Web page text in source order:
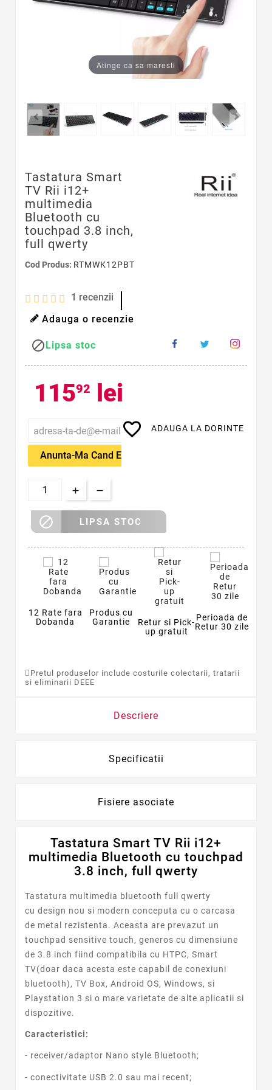
Atinge ca sa maresti
Tastatura Smart
TV Rii i12+
multimedia
Bluetooth cu
touchpad 3.8 inch,
full qwerty
Cod Produs: RTMWK12PBT
1 recenzii
Adauga o recenzie
Lipsa stoc
11592 lei
Anunta-Ma Cand Este Disponibil
favorite_border ADAUGA LA DORINTE
 LIPSA STOC
12 Rate fara
Dobanda
Produs cu
Garantie
Retur si Pick-
up gratuit
Perioada de
Retur 30 zile
Pretul produselor include costurile colectarii, tratarii
si eliminarii DEEE
Descriere
Specificatii
Fisiere asociate
Tastatura Smart TV Rii i12+
multimedia Bluetooth cu touchpad
3.8 inch, full qwerty
Tastatura multimedia bluetooth full qwerty
cu design nou si modern conceputa cu o carcasa
de metal rezistenta. Aceasta are prevazut un
touchpad sensitive touch, generos cu dimensiune
de 3.8 inch fiind compatibila cu HTPC, Smart
TV(doar daca acesta este capabil de conexiuni
bluetooth), TV Box, Android OS, Windows, si
Playstation 3 si o mare varietate de alte aplicatii si
dispozitive.
Caracteristici:
- receiver/adaptor Nano style Bluetooth;
- conectivitate USB 2.0 sau mai recent;